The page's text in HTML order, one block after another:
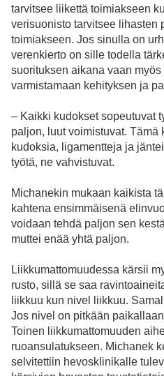
tarvitsee liikettä toimiakseen
verisuonisto tarvitsee lihasten
toimiakseen. Jos sinulla on
verenkierto on sille todella
suorituksen aikana vaan
varmistamaan kehityksen ja
– Kaikki kudokset sopeutuvat
paljon, luut voimistuvat. Tämä
kudoksia, ligamentteja ja
työtä, ne vahvistuvat.
Michanekin mukaan kaikista
kahtena ensimmäisenä
voidaan tehdä paljon sen
muttei enää yhtä paljon.
Liikkumattomuudessa kärsii
rusto, sillä se saa
liikkuu kun nivel liikkuu.
Jos nivel on pitkään
Toinen liikkumattomuuden
ruoansulatukseen. Michanek
selvitettiin hevosklinikalle